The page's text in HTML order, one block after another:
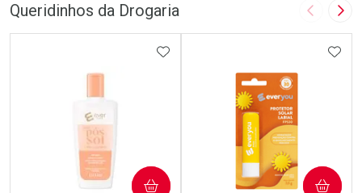
Queridinhos da Drogaria Imagem
ADICIONAR AOS FAVORITOS
COMPRAR COMPRAR